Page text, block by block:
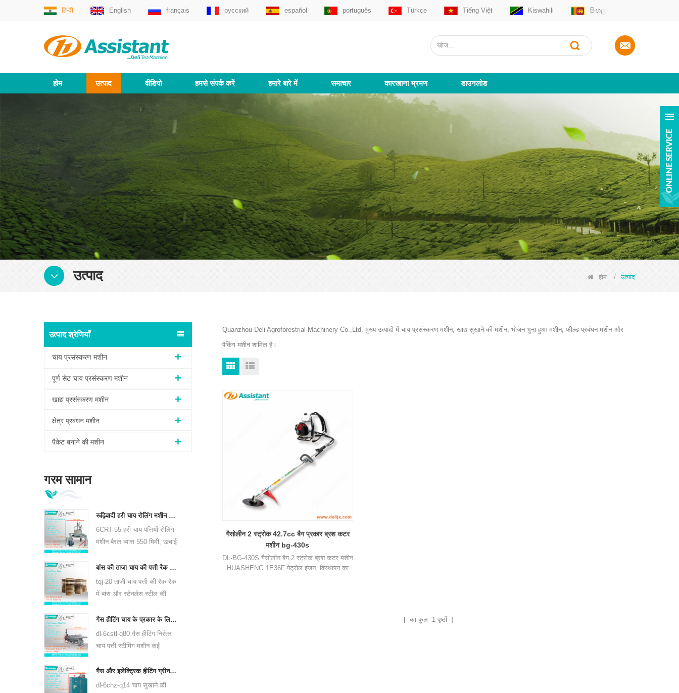
हिन्दी English français русский español português Türkçe Tiếng Việt Kiswahili සිංහල
होम उत्पाद वीडियो हमसे संपर्क करें हमारे बारे में समाचार कारखाना भ्रमण डाउनलोड
उत्पाद होम / उत्पाद
उत्पाद श्रेणियाँ
चाय प्रसंस्करण मशीन
पूर्ण सेट चाय प्रसंस्करण मशीन
खाद्य प्रसंस्करण मशीन
क्षेत्र प्रबंधन मशीन
पैकेट बनाने की मशीन
गरम सामान
रूढ़िवादी हरी चाय रोलिंग मशीन 6crt-55 छोड़ देता है
6CRT-55 हरी चाय पत्तियों रोलिंग
मशीन बैरल व्यास 550 मिमी, ऊंचाई
किग्रा / घंटा है
बांस की ताजा चाय की पत्ती रैक रैक tjj-20
tqj-20 ताजी चाय पत्ती की रैक रैक
में बांस और स्टेनलेस स्टील की
लिए उपयोग कर सकते हैं।
गैस हीटिंग चाय के प्रकार के लिए निरंतर चाय पत्ती भाप मशीन 6cstl-q80
dl-6cstl-q80 गैस हीटिंग निरंतर
चाय पत्ती स्टीमिंग मशीन कई
ऊलोंग चाय और अन्य के लिए
उपयोग कर सकती है।
गैस और इलेक्ट्रिक हीटिंग ग्रीन टी लीफ ड्रायर मशीन 6chz-q14
dl-6chz-q14 चाय सुखाने की
Quanzhou Deli Agroforestrial Machinery Co.,Ltd. मुख्य उत्पादों में चाय प्रसंस्करण मशीन, खाद्य सुखाने की मशीन, भोजन भुना हुआ मशीन, फील्ड प्रबंधन मशीन और
पैकिंग मशीन शामिल हैं।
गैसोलीन 2 स्ट्रोक 42.7cc बैग प्रकार ब्रश कटर
मशीन bg-430s
DL-BG-430S गैसोलीन बैग 2 स्ट्रोक ब्रश कटर मशीन
HUASHENG 1E36F पेट्रोल इंजन, विस्थापन का
[ का कुल 1 पृष्ठों ]